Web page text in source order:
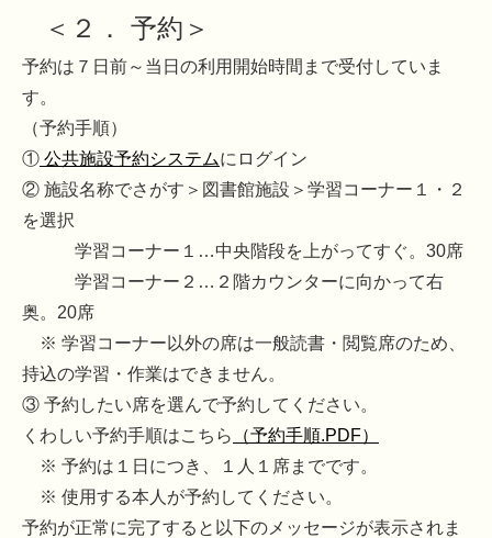
＜２． 予約＞
予約は７日前～当日の利用開始時間まで受付していま
す。
（予約手順）
① 公共施設予約システムにログイン
② 施設名称でさがす＞図書館施設＞学習コーナー１・２
を選択
学習コーナー１…中央階段を上がってすぐ。30席
学習コーナー２…２階カウンターに向かって右
奥。20席
※ 学習コーナー以外の席は一般読書・閲覧席のため、
持込の学習・作業はできません。
③ 予約したい席を選んで予約してください。
くわしい予約手順はこちら
（予約手順.PDF）
※ 予約は１日につき、１人１席までです。
※ 使用する本人が予約してください。
予約が正常に完了すると以下のメッセージが表示されま